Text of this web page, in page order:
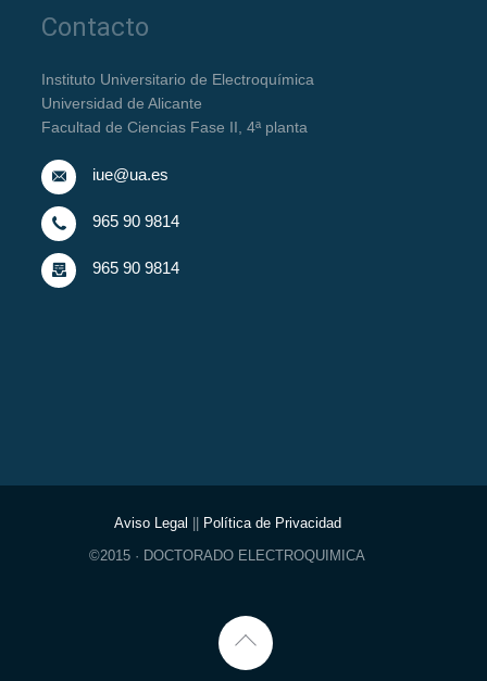
Contacto
Instituto Universitario de Electroquímica
Universidad de Alicante
Facultad de Ciencias Fase II, 4ª planta
iue@ua.es
965 90 9814
965 90 9814
Aviso Legal
Política de Privacidad
©2015 · DOCTORADO ELECTROQUIMICA